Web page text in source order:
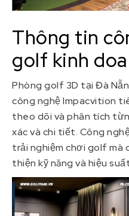
Thông tin
golf kinh
Phòng golf 3D tại Đà
công nghệ Impacvition
theo dõi và phân tích
xác và chi tiết. Công
trải nghiệm chơi golf mà
thiện kỹ năng và hiệu